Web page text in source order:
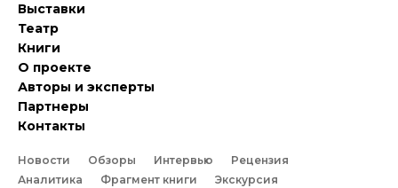
Выставки
Театр
Книги
О проекте
Авторы и эксперты
Партнеры
Контакты
Новости Обзоры Интервью
Рецензия
Аналитика
Фрагмент книги Экскурсия